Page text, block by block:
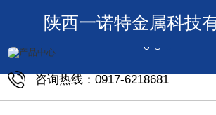
陕西一诺特金属科技
咨询热线：0917-6218681